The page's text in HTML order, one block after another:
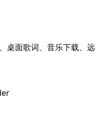
桌面歌词、音乐下载、远